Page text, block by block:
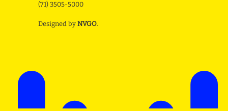
(71) 3505-5000
Designed by NVGO.